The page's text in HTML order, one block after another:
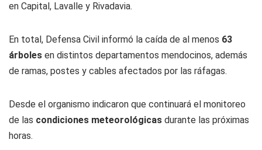
en Capital, Lavalle y Rivadavia.
En total, Defensa Civil informó la caída de al menos 63
árboles en distintos departamentos mendocinos, además
de ramas, postes y cables afectados por las ráfagas.
Desde el organismo indicaron que continuará el monitoreo
de las condiciones meteorológicas durante las próximas
horas.